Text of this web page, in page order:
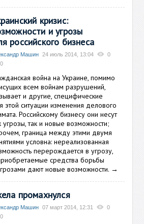
кризис:
и угрозы
российского бизнеса
Машин 24 июль 2014, 13:04
0
0
война на Украине, помимо
всем войнам разрушений,
и другие, специфические
этой ситуации изменения делового
Российскому бизнесу они несут
угрозы, так и новые возможности;
граница между этими двумя
условна: нереализованная
перерождается в угрозу,
средства борьбы
дают новые возможности. →
промахнулся
Машин 07 март 2014, 12:31
0
0